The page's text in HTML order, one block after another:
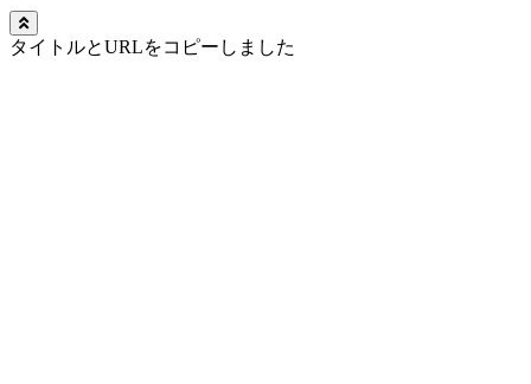
タイトルとURLをコピーしました